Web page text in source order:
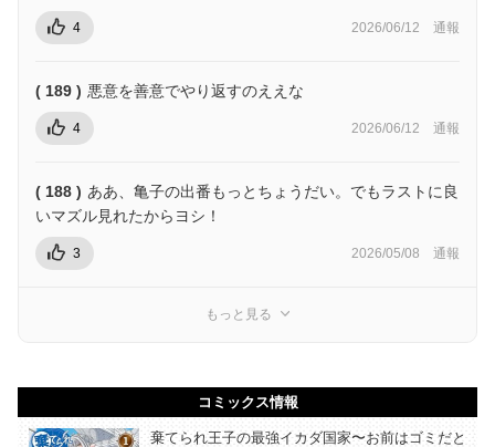
4 2026/06/12 通報
( 189 ) 悪意を善意でやり返すのええな
4 2026/06/12 通報
( 188 ) ああ、亀子の出番もっとちょうだい。でもラストに良
いマズル見れたからヨシ！
3 2026/05/08 通報
もっと見る
コミックス情報
棄てられ王子の最強イカダ国家〜お前はゴミだと